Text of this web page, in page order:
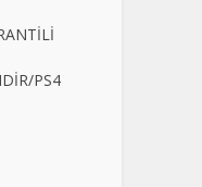
PS4